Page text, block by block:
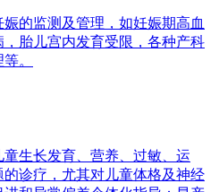
的监测及管理，如妊娠期高血
胎儿宫内发育受限，各种产科
。
生长发育、营养、过敏、运
诊疗，尤其对儿童体格及神经